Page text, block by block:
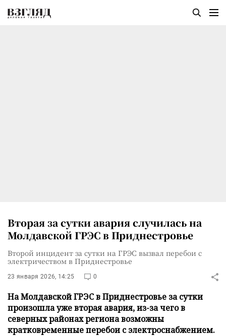
Вторая за сутки авария случилась на
Молдавской ГРЭС в Приднестровье
Второй инцидент за сутки на ГРЭС вызвал перебои с
электричеством в Приднестровье
23 января 2026, 14:25 0
На Молдавской ГРЭС в Приднестровье за сутки
произошла уже вторая авария, из-за чего в
северных районах региона возможны
кратковременные перебои с электроснабжением.